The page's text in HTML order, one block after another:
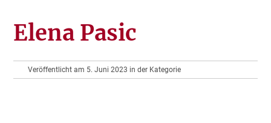
Elena Pasic
Veröffentlicht am 5. Juni 2023 in der Kategorie